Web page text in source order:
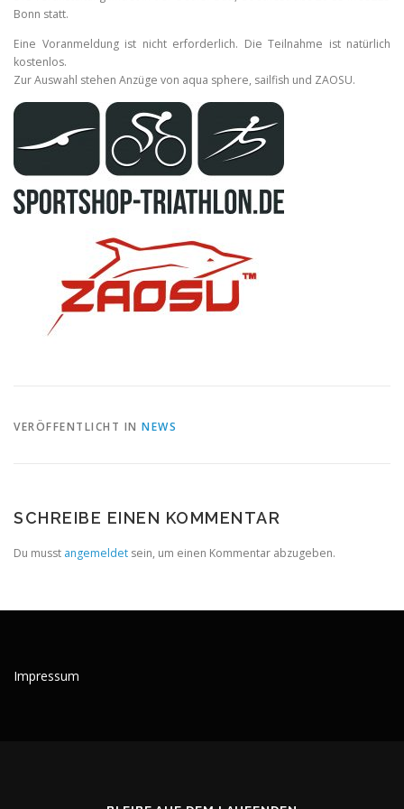
Bonn statt.
Eine Voranmeldung ist nicht erforderlich. Die Teilnahme ist natürlich
kostenlos.
Zur Auswahl stehen Anzüge von aqua sphere, sailfish und ZAOSU.
VERÖFFENTLICHT IN NEWS
SCHREIBE EINEN KOMMENTAR
Du musst angemeldet sein, um einen Kommentar abzugeben.
Impressum